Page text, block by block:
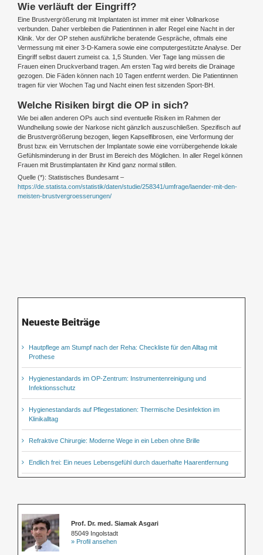
Wie verläuft der Eingriff?
Eine Brustvergrößerung mit Implantaten ist immer mit einer Vollnarkose
verbunden. Daher verbleiben die Patientinnen in aller Regel eine Nacht in der
Klinik. Vor der OP stehen ausführliche beratende Gespräche, oftmals eine
Vermessung mit einer 3-D-Kamera sowie eine computergestützte Analyse. Der
Eingriff selbst dauert zumeist ca. 1,5 Stunden. Vier Tage lang müssen die
Frauen einen Druckverband tragen. Am ersten Tag wird bereits die Drainage
gezogen. Die Fäden können nach 10 Tagen entfernt werden. Die Patientinnen
tragen für vier Wochen Tag und Nacht einen fest sitzenden Sport-BH.
Welche Risiken birgt die OP in sich?
Wie bei allen anderen OPs auch sind eventuelle Risiken im Rahmen der
Wundheilung sowie der Narkose nicht gänzlich auszuschließen. Spezifisch auf
die Brustvergrößerung bezogen, liegen Kapselfibrosen, eine Verformung der
Brust bzw. ein Verrutschen der Implantate sowie eine vorrübergehende lokale
Gefühlsminderung in der Brust im Bereich des Möglichen. In aller Regel können
Frauen mit Brustimplantaten ihr Kind ganz normal stillen.
Quelle (*): Statistisches Bundesamt –
https://de.statista.com/statistik/daten/studie/258341/umfrage/laender-mit-den-
meisten-brustvergroesserungen/
Neueste Beiträge
Hautpflege am Stumpf nach der Reha: Checkliste für den Alltag mit
Prothese
Hygienestandards im OP-Zentrum: Instrumentenreinigung und
Infektionsschutz
Hygienestandards auf Pflegestationen: Thermische Desinfektion im
Klinikalltag
Refraktive Chirurgie: Moderne Wege in ein Leben ohne Brille
Endlich frei: Ein neues Lebensgefühl durch dauerhafte Haarentfernung
Prof. Dr. med. Siamak Asgari
85049 Ingolstadt
» Profil ansehen